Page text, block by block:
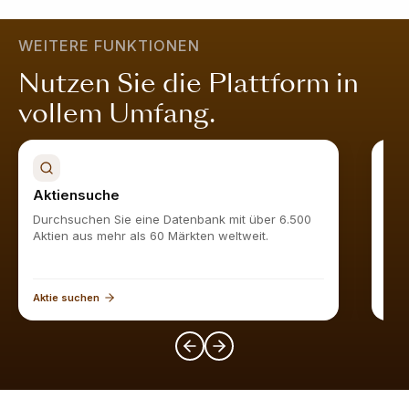
stabil und wird vom Markt geschätzt.
WEITERE FUNKTIONEN
Nutzen Sie die Plattform in
vollem Umfang.
Aktiensuche
Durchsuchen Sie eine Datenbank mit über 6.500
Aktien aus mehr als 60 Märkten weltweit.
Aktie suchen